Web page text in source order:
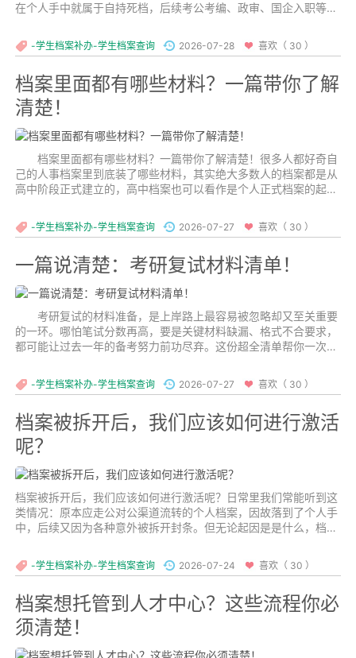
在个人手中就属于自持死档，后续考公考编、政审、国企入职等关
-学生档案补办-学生档案查询 2026-07-28 喜欢（ 30 ）
档案里面都有哪些材料？一篇带你了解
清楚！
档案里面都有哪些材料？一篇带你了解清楚！很多人都好奇自
己的人事档案里到底装了哪些材料，其实绝大多数人的档案都是从
高中阶段正式建立的，高中档案也可以看作是个人正式档案的起
明白。...
-学生档案补办-学生档案查询 2026-07-27 喜欢（ 30 ）
一篇说清楚：考研复试材料清单！
考研复试的材料准备，是上岸路上最容易被忽略却又至关重要
的一环。哪怕笔试分数再高，要是关键材料缺漏、格式不合要求，
都可能让过去一年的备考努力前功尽弃。这份超全清单帮你一次性
-学生档案补办-学生档案查询 2026-07-27 喜欢（ 30 ）
档案被拆开后，我们应该如何进行激活
呢？
档案被拆开后，我们应该如何进行激活呢？日常里我们常能听到这
类情况：原本应走公对公渠道流转的个人档案，因故落到了个人手
中，后续又因为各种意外被拆开封条。但无论起因是是什么，档案
案接收资质的单位和公共服务机构，都有权直接拒收这份拆封后的
档案。...
-学生档案补办-学生档案查询 2026-07-24 喜欢（ 30 ）
档案想托管到人才中心？这些流程你必
须清楚！